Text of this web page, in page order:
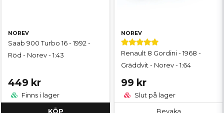
NOREV
Saab 900 Turbo 16 - 1992 -
Röd - Norev - 1:43
449 kr
Finns i lager
KÖP
NOREV
Renault 8 Gordini - 1968 -
Gräddvit - Norev - 1:64
99 kr
Slut på lager
Bevaka